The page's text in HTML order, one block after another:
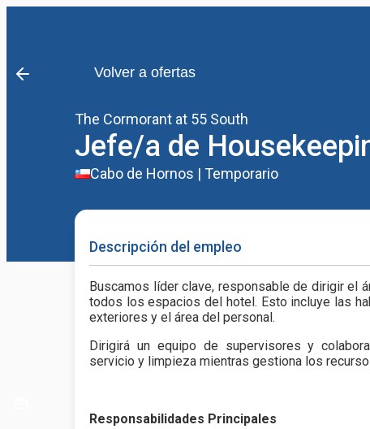
Volver a ofertas
The Cormorant at 55 South
Jefe/a de
Cabo de Hornos | Temporario
Descripción del empleo
Buscamos líder clave, responsable de dirigir el
todos los espacios del hotel. Esto incluye las
exteriores y el área del personal.
Dirigirá un equipo de supervisores y
servicio y limpieza mientras gestiona los
Responsabilidades Principales